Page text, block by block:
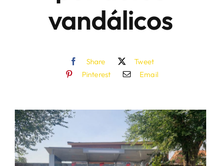
vandálicos
Share
Tweet
Pinterest
Email